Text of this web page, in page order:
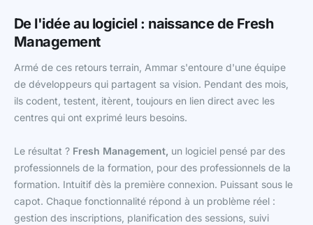
De l'idée au logiciel : naissance de Fresh
Management
Armé de ces retours terrain, Ammar s'entoure d'une équipe
de développeurs qui partagent sa vision. Pendant des mois,
ils codent, testent, itèrent, toujours en lien direct avec les
centres qui ont exprimé leurs besoins.
Le résultat ? Fresh Management, un logiciel pensé par des
professionnels de la formation, pour des professionnels de la
formation. Intuitif dès la première connexion. Puissant sous le
capot. Chaque fonctionnalité répond à un problème réel :
gestion des inscriptions, planification des sessions, suivi